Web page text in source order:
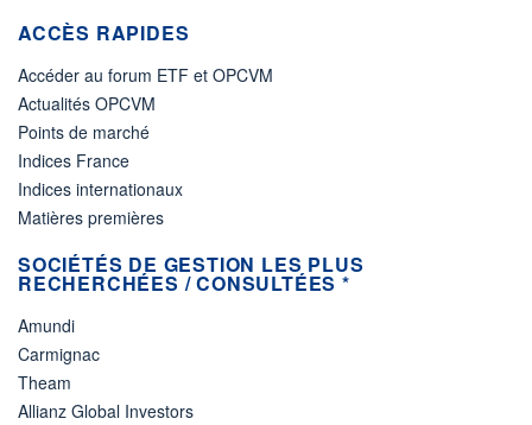
ACCÈS RAPIDES
Accéder au forum ETF et OPCVM
Actualités OPCVM
Points de marché
Indices France
Indices internationaux
Matières premières
SOCIÉTÉS DE GESTION LES PLUS
RECHERCHÉES / CONSULTÉES *
Amundi
Carmignac
Theam
Allianz Global Investors